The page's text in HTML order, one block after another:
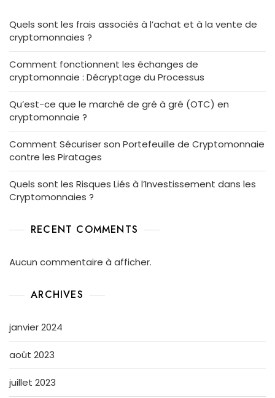
Quels sont les frais associés à l’achat et à la vente de
cryptomonnaies ?
Comment fonctionnent les échanges de
cryptomonnaie : Décryptage du Processus
Qu’est-ce que le marché de gré à gré (OTC) en
cryptomonnaie ?
Comment Sécuriser son Portefeuille de Cryptomonnaie
contre les Piratages
Quels sont les Risques Liés à l’Investissement dans les
Cryptomonnaies ?
RECENT COMMENTS
Aucun commentaire à afficher.
ARCHIVES
janvier 2024
août 2023
juillet 2023